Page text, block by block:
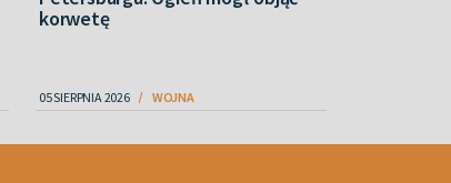
korwetę
05 SIERPNIA 2026 WOJNA